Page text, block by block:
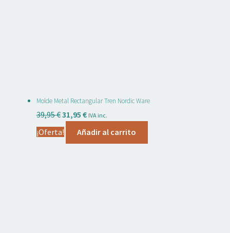
Molde Metal Rectangular Tren Nordic Ware
39,95€ El
precio
original
31,95 €ElIVA inc.
¡Oferta! Añadir al carrito